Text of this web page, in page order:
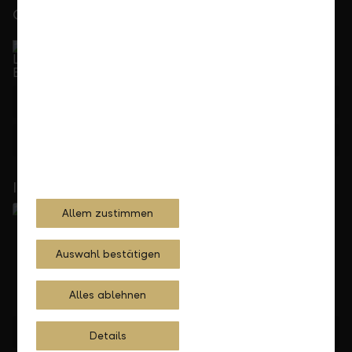
Gerne für Sie da
In Ihrer Nähe
Standorte finden
Allem zustimmen
Auswahl bestätigen
Alles ablehnen
Details